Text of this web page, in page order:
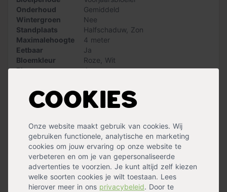
Cookies
Onze website maakt gebruik van cookies. Wij
gebruiken functionele, analytische en marketing
cookies om jouw ervaring op onze website te
verbeteren en om je van gepersonaliseerde
advertenties te voorzien. Je kunt altijd zelf kiezen
welke soorten cookies je wilt toestaan. Lees
hierover meer in ons privacybeleid. Door te
de meeste andere fruitbomen twee keer per jaar te
snoeien. Dit kun je doen in de winter en in de zomer.
Hierdoor verminder je de kans op beurtjaren. Let op dat
je de vruchten plukt bij doorhangende takken, zodat de
kans op takbreuk kleiner is.
Zorg ervoor dat de fruitboom voldoende vocht en
voedingsstoffen krijgt. Plant de boom op een zonnige
fruitboom voldoende zonlicht kan opvangen.
Onderhoud
Gemiddeld
Wintergroen
Nee
Standplaats
Halfschaduw Zon
Maximalehoogte
4 meter
Eetbaar
Ja
Bloemkleur
Roze
Wit
Bloemen
Ja
Waterbehoefte
Gemiddeld
Vruchtdragend
Ja
Groeisnelheid
Gemiddeld
Oogsttijd
September
Stekels
Nee
Meer specificaties »
Handig voor erbij